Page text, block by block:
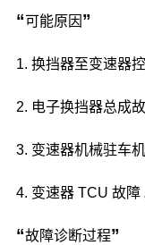
“可能原因 ”
1. 换挡器至变速器
2. 电子换挡器总成故
3. 变速器机械驻车
4. 变速器 TCU 故障
“故障诊断过程”